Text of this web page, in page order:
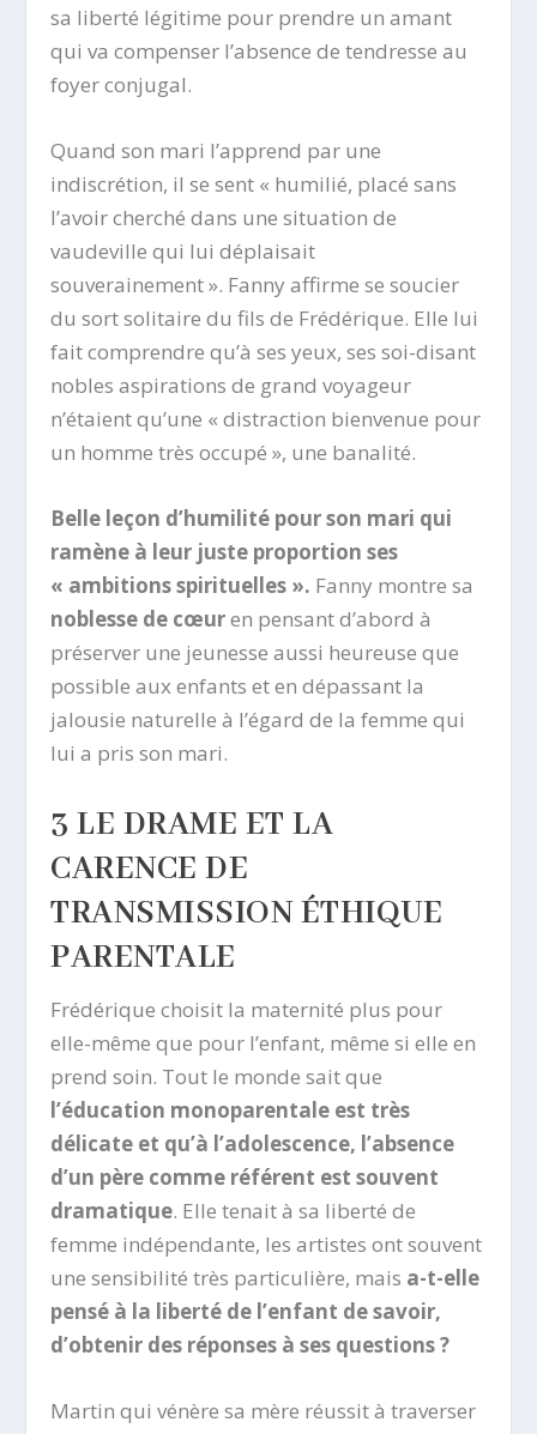
sa liberté légitime pour prendre un amant
qui va compenser l’absence de tendresse au
foyer conjugal.
Quand son mari l’apprend par une
indiscrétion, il se sent « humilié, placé sans
l’avoir cherché dans une situation de
vaudeville qui lui déplaisait
souverainement ». Fanny affirme se soucier
du sort solitaire du fils de Frédérique. Elle lui
fait comprendre qu’à ses yeux, ses soi-disant
nobles aspirations de grand voyageur
n’étaient qu’une « distraction bienvenue pour
un homme très occupé », une banalité.
Belle leçon d’humilité pour son mari qui
ramène à leur juste proportion ses
« ambitions spirituelles ». Fanny montre sa
noblesse de cœuren pensant d’abord à
préserver une jeunesse aussi heureuse que
possible aux enfants et en dépassant la
jalousie naturelle à l’égard de la femme qui
lui a pris son mari.
3 LE DRAME ET LA
CARENCE DE
TRANSMISSION ÉTHIQUE
PARENTALE
Frédérique choisit la maternité plus pour
elle-même que pour l’enfant, même si elle en
prend soin. Tout le monde sait que
l’éducation monoparentale est très
délicate et qu’à l’adolescence, l’absence
d’un père comme référent est souvent
dramatique. Elle tenait à sa liberté de
femme indépendante, les artistes ont souvent
une sensibilité très particulière, mais a-t-elle
pensé à la liberté de l’enfant de savoir,
d’obtenir des réponses à ses questions ?
Martin qui vénère sa mère réussit à traverser